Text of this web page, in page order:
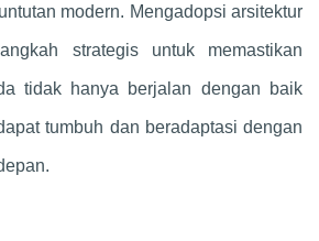
modern. Mengadopsi arsitektur
strategis untuk memastikan
tidak hanya berjalan dengan baik
tumbuh dan beradaptasi dengan